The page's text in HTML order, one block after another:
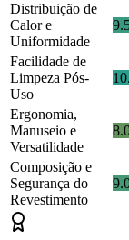
Distribuição de
Calor e
Uniformidade
Facilidade de
Limpeza Pós-
Uso
Ergonomia,
Manuseio e
Versatilidade
Composição e
Segurança do
Revestimento